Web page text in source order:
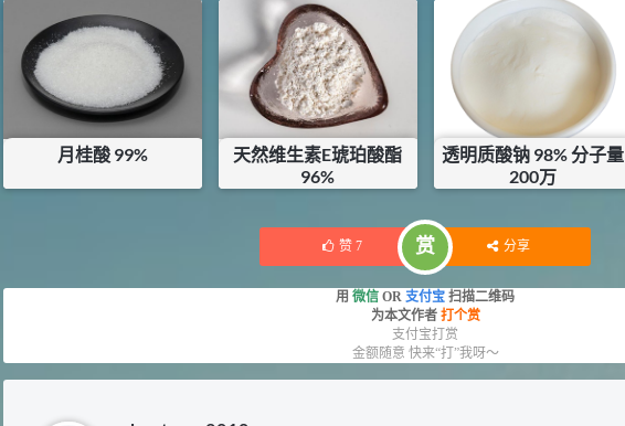
库存：0KG
库存：21.95
月桂酸 99%
天然维生素E琥珀酸酯
96%
透明质酸钠 98% 分子量
200万
库存：20.3KG
赞 7 赏 分享
用 微信 OR 支付宝 扫描二维码
为本文作者 打个赏
支付宝打赏
金额随意 快来“打”我呀～
29 N-羟甲基丙烯酰胺 98% NMA
浏览量 - 1.98w
2021-06-22 化工原料
92 5
对甲氧基苯甲醛（茴香醛）
S-羧甲基-L-半胱氨酸(羧甲司坦)